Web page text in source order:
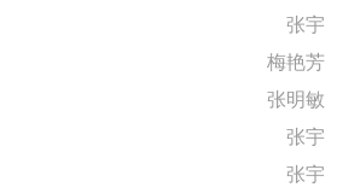
张宇
梅艳芳
张明敏
张宇
张宇